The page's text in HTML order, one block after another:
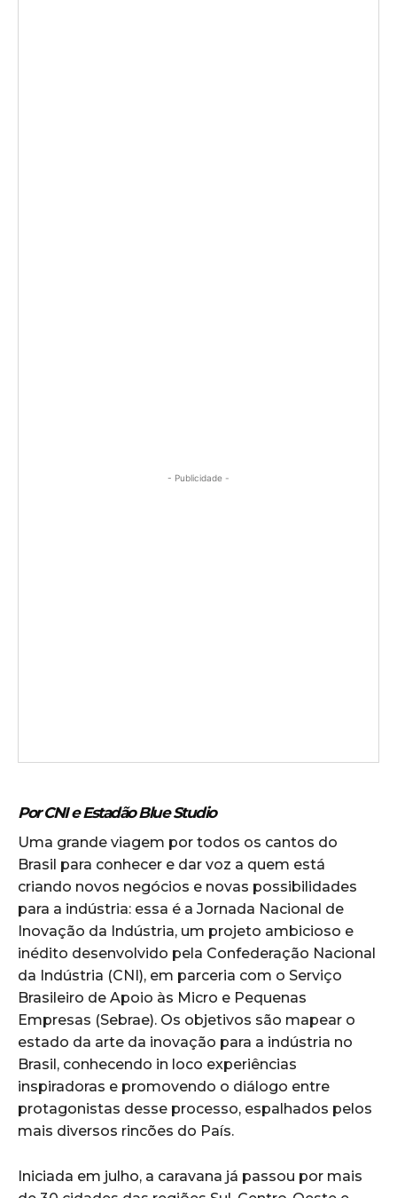
- Publicidade -
Por CNI e Estadão Blue Studio
Uma grande viagem por todos os cantos do
Brasil para conhecer e dar voz a quem está
criando novos negócios e novas possibilidades
para a indústria: essa é a Jornada Nacional de
Inovação da Indústria, um projeto ambicioso e
inédito desenvolvido pela Confederação Nacional
da Indústria (CNI), em parceria com o Serviço
Brasileiro de Apoio às Micro e Pequenas
Empresas (Sebrae). Os objetivos são mapear o
estado da arte da inovação para a indústria no
Brasil, conhecendo in loco experiências
inspiradoras e promovendo o diálogo entre
protagonistas desse processo, espalhados pelos
mais diversos rincões do País.
Iniciada em julho, a caravana já passou por mais